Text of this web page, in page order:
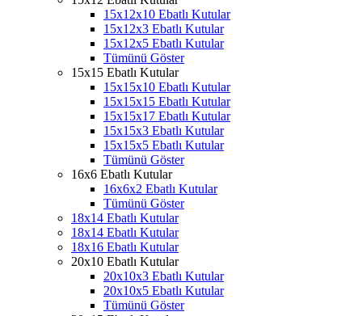
15x12x10 Ebatlı Kutular
15x12x3 Ebatlı Kutular
15x12x5 Ebatlı Kutular
Tümünü Göster
15x15 Ebatlı Kutular
15x15x10 Ebatlı Kutular
15x15x15 Ebatlı Kutular
15x15x17 Ebatlı Kutular
15x15x3 Ebatlı Kutular
15x15x5 Ebatlı Kutular
Tümünü Göster
16x6 Ebatlı Kutular
16x6x2 Ebatlı Kutular
Tümünü Göster
18x14 Ebatlı Kutular
18x14 Ebatlı Kutular
18x16 Ebatlı Kutular
20x10 Ebatlı Kutular
20x10x3 Ebatlı Kutular
20x10x5 Ebatlı Kutular
Tümünü Göster